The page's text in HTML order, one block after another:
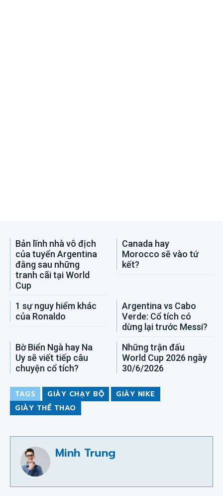
Bản lĩnh nhà vô địch
của tuyển Argentina
đằng sau những
tranh cãi tại World
Cup
Canada hay
Morocco sẽ vào tứ
kết?
1 sự nguy hiểm khác
của Ronaldo
Argentina vs Cabo
Verde: Cổ tích có
dừng lại trước Messi?
Bờ Biển Ngà hay Na
Uy sẽ viết tiếp câu
chuyện cổ tích?
Những trận đấu
World Cup 2026 ngày
30/6/2026
TAGS GIÀY CHẠY BỘ
GIÀY NIKE
GIÀY THỂ THAO
Minh Trung